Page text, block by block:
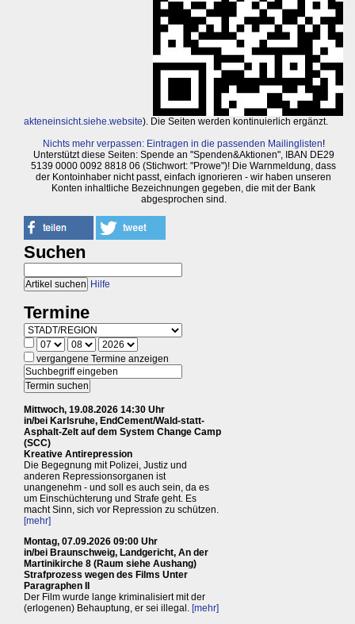
akteneinsicht.siehe.website). Die Seiten werden kontinuierlich ergänzt.
Nichts mehr verpassen: Eintragen in die passenden Mailinglisten!
Unterstützt diese Seiten: Spende an "Spenden&Aktionen", IBAN DE29
5139 0000 0092 8818 06 (Stichwort: "Prowe")! Die Warnmeldung, dass
der Kontoinhaber nicht passt, einfach ignorieren - wir haben unseren
Konten inhaltliche Bezeichnungen gegeben, die mit der Bank
abgesprochen sind.
Suchen
Hilfe
Termine
vergangene Termine anzeigen
Mittwoch, 19.08.2026 14:30 Uhr
in/bei Karlsruhe, EndCement/Wald-statt-
Asphalt-Zelt auf dem System Change Camp
(SCC)
Kreative Antirepression
Die Begegnung mit Polizei, Justiz und
anderen Repressionsorganen ist
unangenehm - und soll es auch sein, da es
um Einschüchterung und Strafe geht. Es
macht Sinn, sich vor Repression zu schützen.
[mehr]
Montag, 07.09.2026 09:00 Uhr
in/bei Braunschweig, Landgericht, An der
Martinikirche 8 (Raum siehe Aushang)
Strafprozess wegen des Films Unter
Paragraphen II
Der Film wurde lange kriminalisiert mit der
(erlogenen) Behauptung, er sei illegal. [mehr]